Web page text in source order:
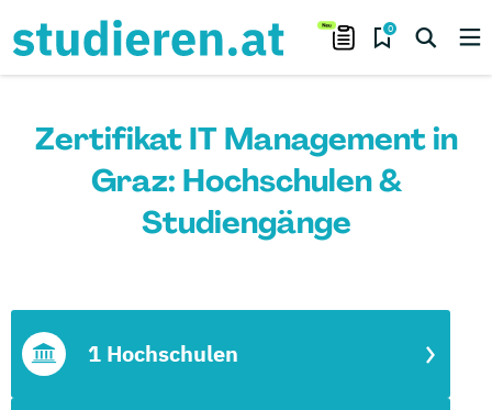
0
Zertifikat IT Management in
Graz: Hochschulen &
Studiengänge
1 Hochschulen